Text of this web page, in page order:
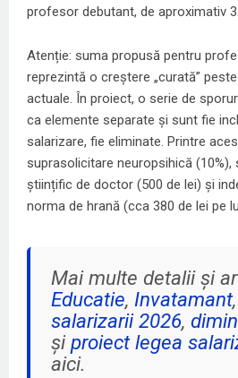
profesor debutant, de aproximativ
Atenție: suma propusă pentru
reprezintă o creștere „curată”
actuale. În proiect, o serie de
ca elemente separate și sunt fie
salarizare, fie eliminate. Printre
suprasolicitare neuropsihică (10%),
științific de doctor (500 de lei) și
norma de hrană (cca 380 de lei pe
Mai multe detalii și
Educatie, Invatamant,
salarizarii 2026,
șiproiect legea
aici.